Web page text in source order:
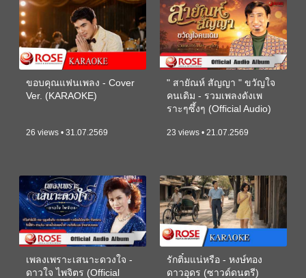
ขอบคุณแฟนเพลง - Cover
Ver. (KARAOKE)
26 views • 31.07.2569
" สายัณห์ สัญญา " ขวัญใจ
คนเดิม - รวมเพลงดังเพ
ราะๆซึ้งๆ (Official Audio)
23 views • 21.07.2569
เพลงเพราะเสนาะดวงใจ -
ดาวใจ ไพจิตร (Official
รักติ๋มแน่หรือ - หงษ์ทอง
ดาวอุดร (ซาวด์ดนตรี)